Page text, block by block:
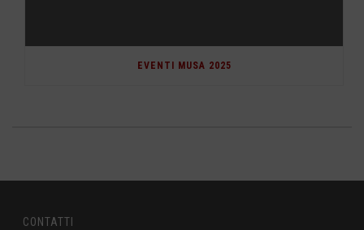
EVENTI MUSA 2025
CONTATTI